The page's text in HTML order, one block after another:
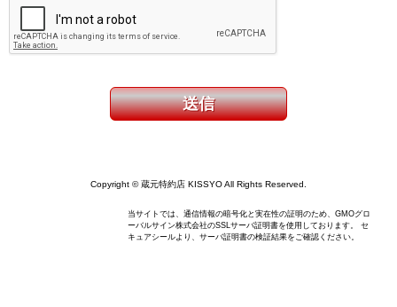
Copyright © 蔵元特約店 KISSYO All Rights Reserved.
当サイトでは、通信情報の暗号化と実在性の証明のため、GMOグロ
ーバルサイン株式会社のSSLサーバ証明書を使用しております。 セ
キュアシールより、サーバ証明書の検証結果をご確認ください。